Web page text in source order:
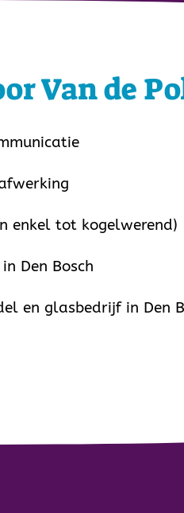
Van de
enkel tot kogelwerend)
Den Bosch
en glasbedrijf in Den